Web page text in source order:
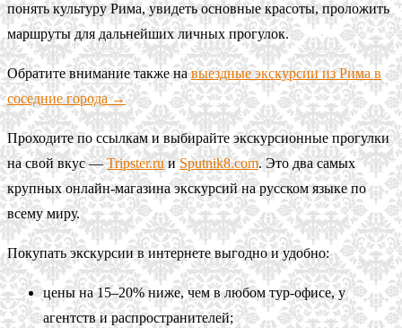
понять культуру Рима, увидеть основные красоты, проложить
маршруты для дальнейших личных прогулок.
Обратите внимание также навыездные экскурсии из Рима в
соседние города →
Проходите по ссылкам и выбирайте экскурсионные прогулки
на свой вкус —Tripster.ruиSputnik8.com. Это два самых
крупных онлайн-магазина экскурсий на русском языке по
всему миру.
Покупать экскурсии в интернете выгодно и удобно:
цены на 15–20% ниже, чем в любом тур-офисе, у
агентств и распространителей;